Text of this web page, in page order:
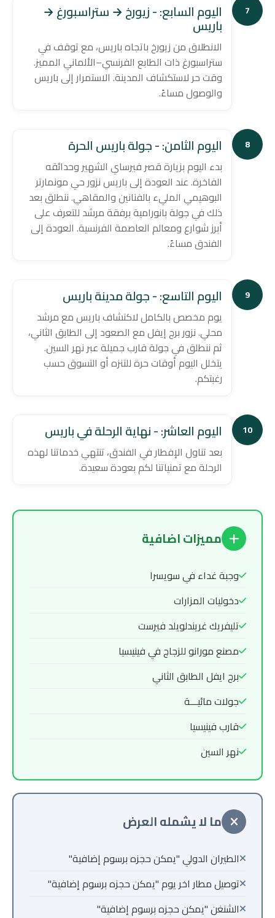
7 اليوم السابع: - زيورخ → ستراسبورغ →
باريس
الانطلاق من زيورخ باتجاه باريس، مع توقف في
ستراسبورغ ذات الطابع الفرنسي–الألماني المميز.
وقت حر لاستكشاف المدينة. الاستمرار إلى باريس
والوصول مساءً.
8 اليوم الثامن: - جولة باريس الحرة
بدء اليوم بزيارة قصر فيرساي الشهير وحدائقه
الفاخرة. عند العودة إلى باريس نزور حي مونمارتر
البوهيمي المليء بالفنانين والمقاهي. ننطلق بعد
ذلك في جولة بانورامية برفقة مرشد للتعرف على
أبرز شوارع ومعالم العاصمة الفرنسية. العودة إلى
الفندق مساءً.
9 اليوم التاسع: - جولة مدينة باريس
يوم مخصص بالكامل لاكتشاف باريس مع مرشد
محلي. نزور برج إيفل مع الصعود إلى الطابق الثاني،
ثم ننطلق في جولة قارب جميلة عبر نهر السين.
يتخلل اليوم أوقات حرة للتنزه أو التسوق حسب
رغبتكم.
10 اليوم العاشر: - نهاية الرحلة في باريس
بعد تناول الإفطار في الفندق، تنتهي خدماتنا لهذه
الرحلة مع تمنياتنا لكم بعودة سعيدة.
مميزات اضافية
وجبة غداء في سويسرا
دخوليات المزارات
تليفريك غريندلويلد فيرست
مصنع مورانو للزجاج في فينيسيا
برج ايفل الطابق الثاني
جولات مائيـــة
قارب فينيسيا
نهر السين
ما لا يشمله العرض
الطيران الدولي "يمكن حجزه برسوم إضافية"
توصيل مطار اخر يوم "يمكن حجزه برسوم إضافية"
الشنغن "يمكن حجزه برسوم إضافية"